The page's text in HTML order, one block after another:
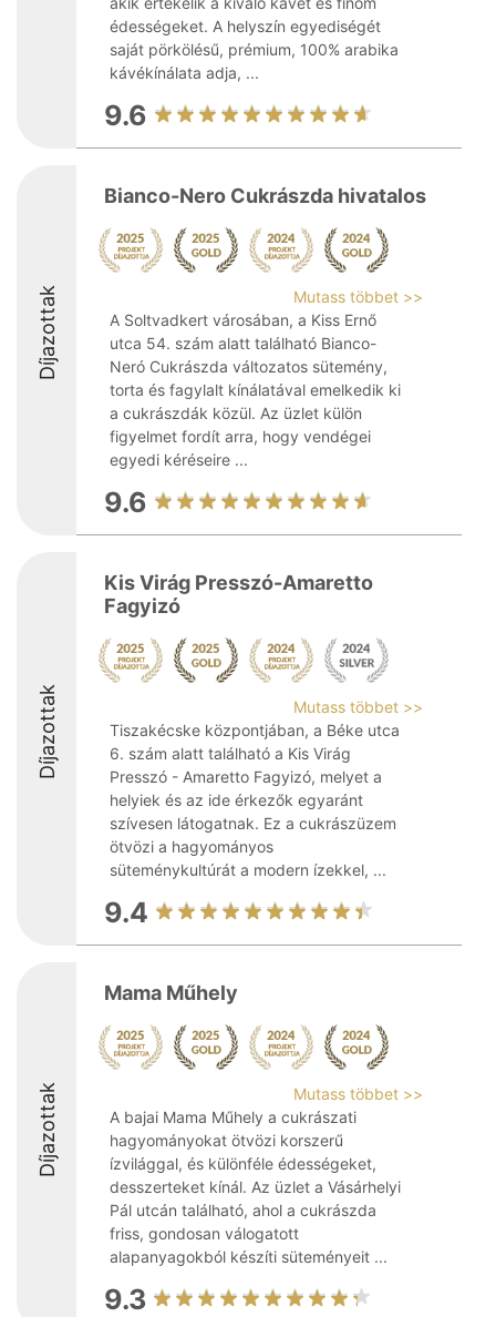
édességeket. A helyszín egyediségét
saját pörkölésű, prémium, 100% arabika
kávékínálata adja, ...
9.6
Díjazottak
Bianco-Nero Cukrászda hivatalos
Mutass többet >>
A Soltvadkert városában, a Kiss Ernő
utca 54. szám alatt található Bianco-
Neró Cukrászda változatos sütemény,
torta és fagylalt kínálatával emelkedik ki
a cukrászdák közül. Az üzlet külön
figyelmet fordít arra, hogy vendégei
egyedi kéréseire ...
9.6
Díjazottak
Kis Virág Presszó-Amaretto
Fagyizó
Mutass többet >>
Tiszakécske központjában, a Béke utca
6. szám alatt található a Kis Virág
Presszó - Amaretto Fagyizó, melyet a
helyiek és az ide érkezők egyaránt
szívesen látogatnak. Ez a cukrászüzem
ötvözi a hagyományos
süteménykultúrát a modern ízekkel, ...
9.4
Díjazottak
Mama Műhely
Mutass többet >>
A bajai Mama Műhely a cukrászati
hagyományokat ötvözi korszerű
ízvilággal, és különféle édességeket,
desszerteket kínál. Az üzlet a Vásárhelyi
Pál utcán található, ahol a cukrászda
friss, gondosan válogatott
alapanyagokból készíti süteményeit ...
9.3